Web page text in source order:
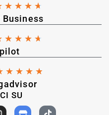
★ ★ ★ ★
Business
★ ★ ★ ★
★ ★ ★ ★
SU